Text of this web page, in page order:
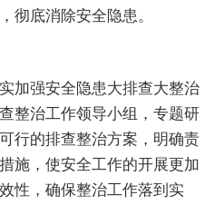
彻底消除安全隐患。
加强安全隐患大排查大整治
整治工作领导小组，专题研
行的排查整治方案，明确责
施，使安全工作的开展更加
性，确保整治工作落到实